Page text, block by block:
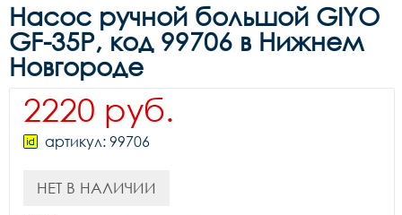
Насос ручной большой GIYO
GF-35P, код 99706 в Нижнем
Новгороде
2220 руб.
артикул: 99706
НЕТ В НАЛИЧИИ